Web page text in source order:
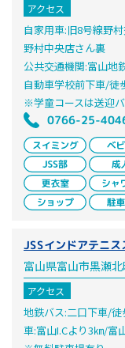
アクセス
自家用車:旧8号線野
野村中央店さん裏
公共交通機関:富山地
自動車学校前下車/徒
※学童コースは送迎
0766-25-
JSSインドアテニス
富山県富山市黒瀬
アクセス
地鉄バス:二口下車/徒
車:富山I.Cより3㎞/富